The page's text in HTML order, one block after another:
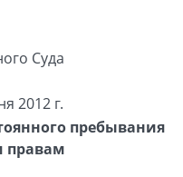
Суда
2012 г.
пребывания
правам